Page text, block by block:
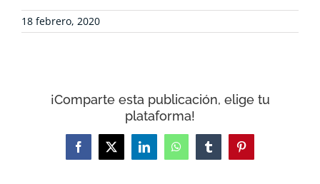
RECURSOS
CONTACTO
18 febrero, 2020
¡Comparte esta publicación, elige tu
plataforma!
Facebook
X LinkedInWhatsAppTumblrPinterest